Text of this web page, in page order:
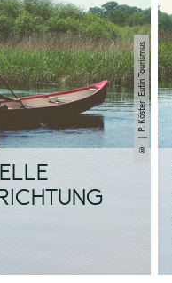
©
| P. Köster_Eutin Tourismus